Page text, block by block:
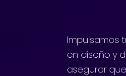
Impulsamos
en diseño y
asegurar